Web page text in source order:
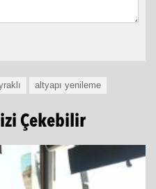
altyapı yenileme
Çekebilir